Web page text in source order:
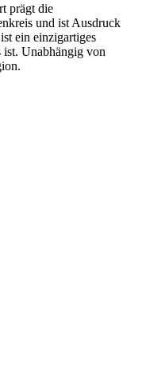
prägt die
und ist Ausdruck
ein einzigartiges
Unabhängig von